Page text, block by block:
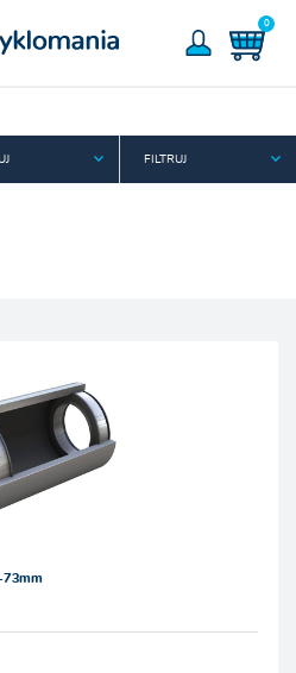
0
FILTRUJ
73mm